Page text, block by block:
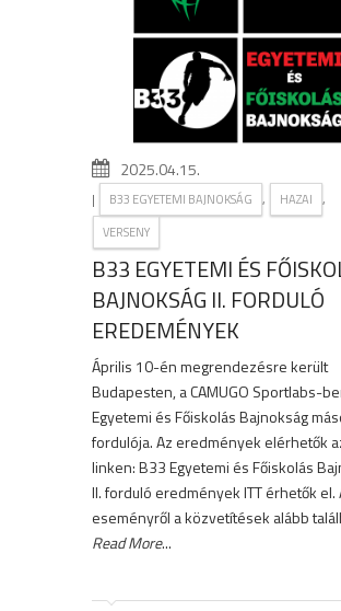
2025.04.15.
| B33 EGYETEMI BAJNOKSÁG , HAZAI ,
VERSENY
B33 EGYETEMI ÉS
BAJNOKSÁG II. FORDULÓ
EREDEMÉNYEK
Április 10-én megrendezésre került
Budapesten, a CAMUGO Sportlabs-
Egyetemi és Főiskolás Bajnokság
fordulója. Az eredmények elérhetők
linken: B33 Egyetemi és Főiskolás
II. forduló eredmények ITT érhetők el.
eseményről a közvetítések alább
Read More...